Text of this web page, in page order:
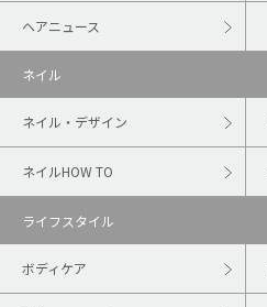
ヘアニュース
ネイル
ネイル・デザイン
ネイルHOW TO
ライフスタイル
ボディケア